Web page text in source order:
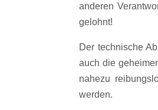
anderen
gelohnt!
Der technische
auch die
nahezu
werden.